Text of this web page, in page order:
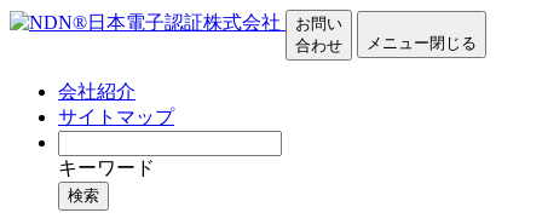
お問い
合わせ
メニュー閉じる
会社紹介
サイトマップ
キーワード
検索